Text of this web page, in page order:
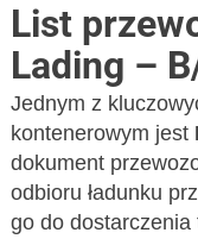
List
Lading –
Jednym z
kontenerowym jest
dokument
odbioru ładunku
go do